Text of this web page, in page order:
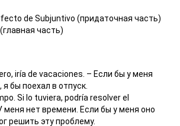
de Subjuntivo (придаточная часть)
часть)
iría de vacaciones. – Если бы у меня
бы поехал в отпуск.
Si lo tuviera, podría resolver el
меня нет времени. Если бы у меня оно
решить эту проблему.